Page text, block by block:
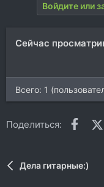
и
Войдите или
Сейчас
Всего: 1
Поделиться:
Дела гитарные:)